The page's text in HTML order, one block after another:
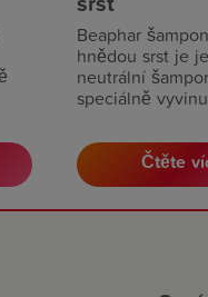
Beaphar
hnědou srst je
neutrální
speciálně
hnědou srstí.
Čtěte